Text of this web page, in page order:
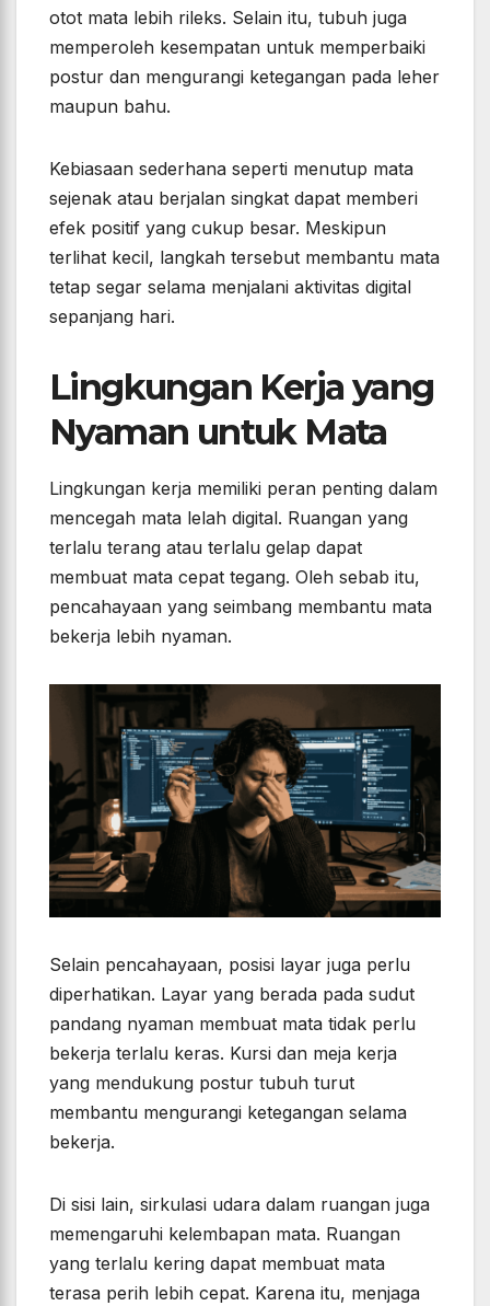
otot mata lebih rileks. Selain itu, tubuh juga
memperoleh kesempatan untuk memperbaiki
postur dan mengurangi ketegangan pada leher
maupun bahu.
Kebiasaan sederhana seperti menutup mata
sejenak atau berjalan singkat dapat memberi
efek positif yang cukup besar. Meskipun
terlihat kecil, langkah tersebut membantu mata
tetap segar selama menjalani aktivitas digital
sepanjang hari.
Lingkungan Kerja yang
Nyaman untuk Mata
Lingkungan kerja memiliki peran penting dalam
mencegah mata lelah digital. Ruangan yang
terlalu terang atau terlalu gelap dapat
membuat mata cepat tegang. Oleh sebab itu,
pencahayaan yang seimbang membantu mata
bekerja lebih nyaman.
Selain pencahayaan, posisi layar juga perlu
diperhatikan. Layar yang berada pada sudut
pandang nyaman membuat mata tidak perlu
bekerja terlalu keras. Kursi dan meja kerja
yang mendukung postur tubuh turut
membantu mengurangi ketegangan selama
bekerja.
Di sisi lain, sirkulasi udara dalam ruangan juga
memengaruhi kelembapan mata. Ruangan
yang terlalu kering dapat membuat mata
terasa perih lebih cepat. Karena itu, menjaga